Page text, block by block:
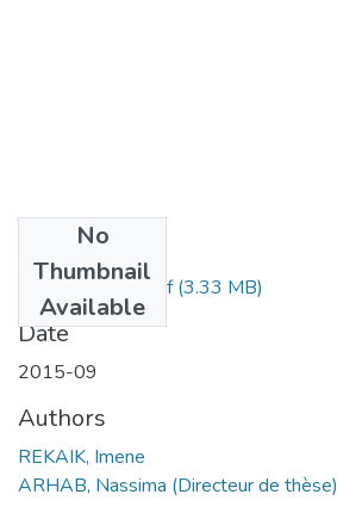
No
Thumbnail
Available
Imene REKAIK.pdf(3.33 MB)
Date
2015-09
Authors
REKAIK, Imene
ARHAB, Nassima (Directeur de thèse)